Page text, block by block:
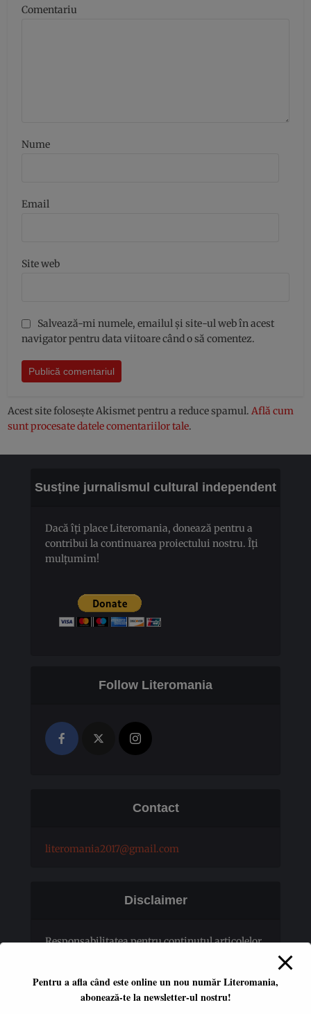
Comentariu
Nume
Email
Site web
Salvează-mi numele, emailul și site-ul web în acest
navigator pentru data viitoare când o să comentez.
Acest site folosește Akismet pentru a reduce spamul.Află cum
sunt procesate datele comentariilor tale.
Susține jurnalismul cultural independent
Dacă îți place Literomania, donează pentru a
contribui la continuarea proiectului nostru. Îți
mulțumim!
Follow Literomania
Contact
literomania2017@gmail.com
Disclaimer
Responsabilitatea pentru conţinutul articolelor
Pentru a afla când este online un nou număr Literomania,
abonează-te la newsletter-ul nostru!